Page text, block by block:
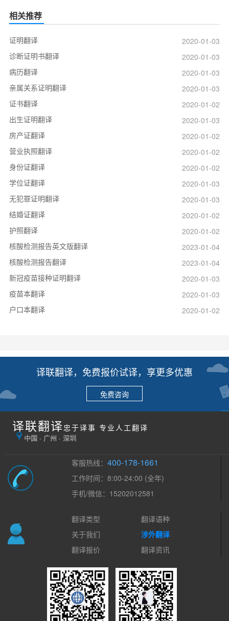
相关推荐
证明翻译
2020-01-03
诊断证明书翻译
2020-01-03
病历翻译
2020-01-03
亲属关系证明翻译
2020-01-03
证书翻译
2020-01-02
出生证明翻译
2020-01-03
房产证翻译
2020-01-02
营业执照翻译
2020-01-02
身份证翻译
2020-01-02
学位证翻译
2020-01-03
无犯罪证明翻译
2020-01-03
结婚证翻译
2020-01-02
护照翻译
2020-01-02
核酸检测报告英文版翻译
2023-01-04
核酸检测报告翻译
2023-01-04
新冠疫苗接种证明翻译
2020-01-03
疫苗本翻译
2020-01-03
户口本翻译
2020-01-02
译联翻译，免费报价试译，享更多优惠
免费咨询
译联翻译 忠于译事 专业人工翻译
中国 · 广州 · 深圳
客服热线：400-178-1661
工作时间：8:00-24:00 (全年)
手机/微信：15202012581
翻译类型
翻译语种
关于我们
涉外翻译
翻译报价
翻译资讯